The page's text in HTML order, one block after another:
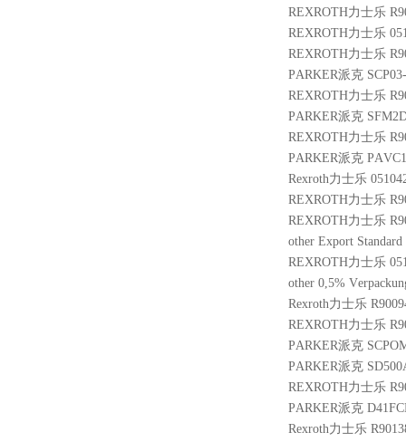
REXROTH力士乐
REXROTH力士乐
REXROTH力士乐
PARKER派克
REXROTH力士乐
PARKER派克
REXROTH力士乐
PARKER派克
Rexroth力士乐
REXROTH力士乐
REXROTH力士乐
other Export
REXROTH力士乐
other 0,5%
Rexroth力士乐
REXROTH力士乐
PARKER派克
PARKER派克
REXROTH力士乐
PARKER派克
Rexroth力士乐